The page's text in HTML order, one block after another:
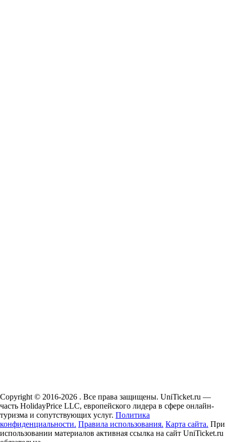
Copyright © 2016-2026 . Все права защищены. UniTicket.ru —
часть HolidayPrice LLC, европейского лидера в сфере онлайн-
туризма и сопутствующих услуг. Политика
конфиденциальности. Правила использования. Карта сайта. При
использовании материалов активная ссылка на сайт UniTicket.ru